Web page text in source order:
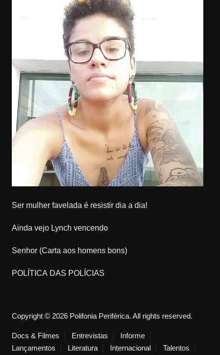
Ser mulher favelada é resistir dia a dia!
Ainda vejo Lynch vencendo
Senhor (Carta aos homens bons)
POLÍTICA DAS POLÍCIAS
Copyright © 2026 Polifonia Periférica. All rights reserved.
Docs & Filmes Entrevistas
Informe
Lançamentos
Literatura Internacional Talentos